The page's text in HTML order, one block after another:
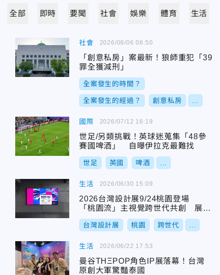
全部 即時 要聞 社會 娛樂 體育 生活
社會
「創意私房」案最新！狼師重犯「39
罪全獲減刑」
全案發生的時間？
全案發生的經過？ 創意私房
2026/08/06 08:50
國際
世足/另類挑戰！英球迷蒐集「48參
賽國啤酒」 自曝伊拉克最難找
世足 英國 啤酒
2026/07/12 16:19
生活
2026台灣設計展9/24桃園登場
「桃園流」主視覺跨世代共創 展現
創意能量
台灣設計展 桃園 跨世代
2026/06/30 15:09
生活
曼谷THΞPOP角色IP展落幕！台灣
原創大軍驚豔泰國
2026/06/22 17:53